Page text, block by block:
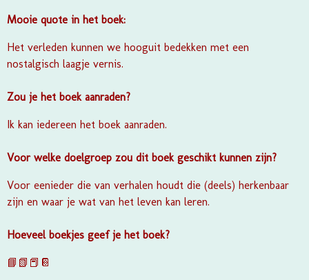
Mooie quote in het boek:
Het verleden kunnen we hooguit bedekken met een
nostalgisch laagje vernis.
Zou je het boek aanraden?
Ik kan iedereen het boek aanraden.
Voor welke doelgroep zou dit boek geschikt kunnen zijn?
Voor eenieder die van verhalen houdt die (deels) herkenbaar
zijn en waar je wat van het leven kan leren.
Hoeveel boekjes geef je het boek?
📘📗📕📔